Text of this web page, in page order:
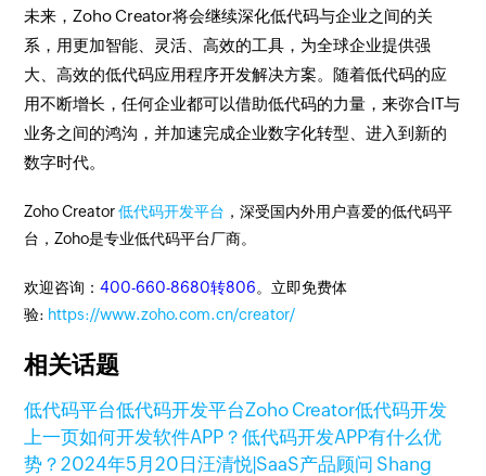
未来，Zoho Creator将会继续深化低代码与企业之间的关
系，用更加智能、灵活、高效的工具，为全球企业提供强
大、高效的低代码应用程序开发解决方案。随着低代码的应
用不断增长，任何企业都可以借助低代码的力量，来弥合IT与
业务之间的鸿沟，并加速完成企业数字化转型、进入到新的
数字时代。
Zoho Creator低代码开发平台 ，深受国内外用户喜爱的低代码平
台，Zoho是专业低代码平台厂商。
欢迎咨询：400-660-8680转806。立即免费体
验: https://www.zoho.com.cn/creator/
相关话题
低代码平台低代码开发平台Zoho Creator低代码开发
上一页如何开发软件APP？低代码开发APP有什么优
势？2024年5月20日汪清悦|SaaS产品顾问 Shang